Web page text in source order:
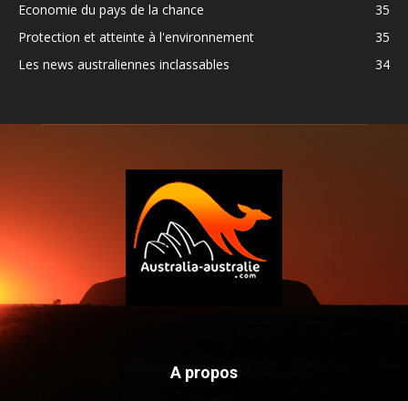
Economie du pays de la chance
35
Protection et atteinte à l'environnement
35
Les news australiennes inclassables
34
A propos